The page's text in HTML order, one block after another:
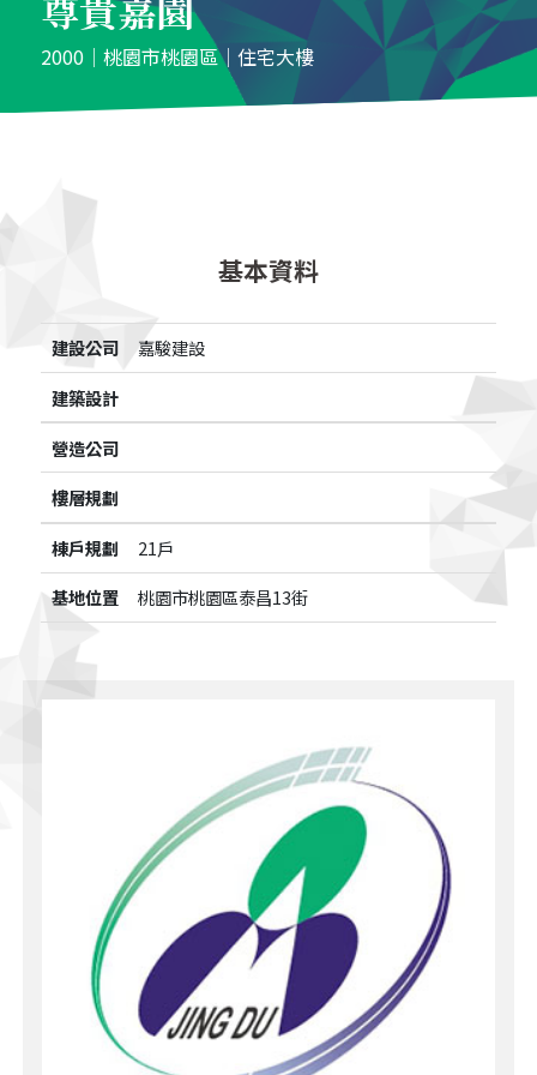
2000│桃園市桃園區│住宅大樓
基本資料
建設公司
嘉駿建設
建築設計
營造公司
樓層規劃
棟戶規劃
21戶
基地位置
桃園市桃園區泰昌13街